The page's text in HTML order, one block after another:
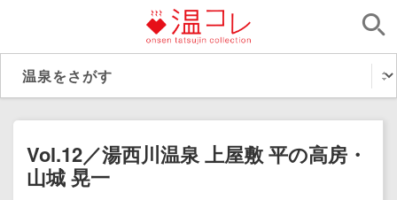
Vol.12／湯西川温泉 上屋敷 平の高房・
山城 晃一